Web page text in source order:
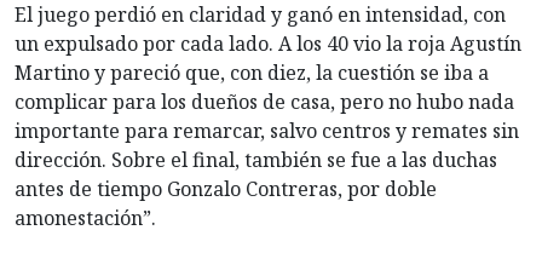
El juego perdió en claridad y ganó en intensidad, con
un expulsado por cada lado. A los 40 vio la roja Agustín
Martino y pareció que, con diez, la cuestión se iba a
complicar para los dueños de casa, pero no hubo nada
importante para remarcar, salvo centros y remates sin
dirección. Sobre el final, también se fue a las duchas
antes de tiempo Gonzalo Contreras, por doble
amonestación”.